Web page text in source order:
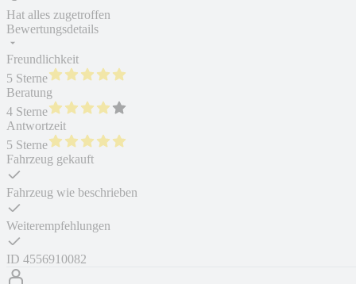
Hat alles zugetroffen
Bewertungsdetails
Freundlichkeit
5 Sterne
Beratung
4 Sterne
Antwortzeit
5 Sterne
Fahrzeug gekauft
Fahrzeug wie beschrieben
Weiterempfehlungen
ID 4556910082